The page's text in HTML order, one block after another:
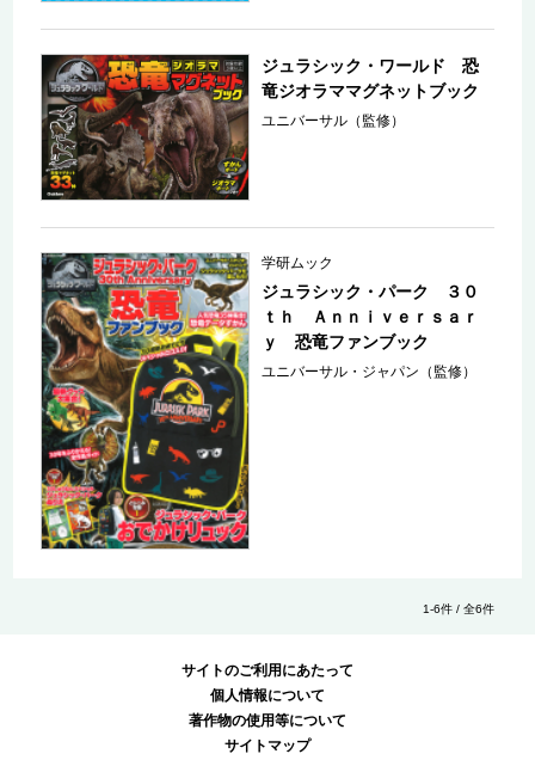
ジュラシック・ワールド 恐
竜ジオラママグネットブック
ユニバーサル（監修）
学研ムック
ジュラシック・パーク ３０
ｔｈ Ａｎｎｉｖｅｒｓａｒ
ｙ 恐竜ファンブック
ユニバーサル・ジャパン（監修）
1-6件 / 全6件
サイトのご利用にあたって
個人情報について
著作物の使用等について
サイトマップ